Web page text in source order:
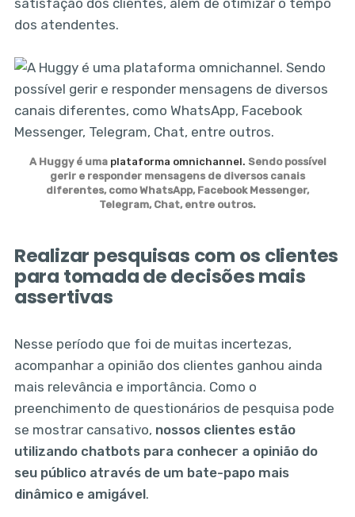
dos atendentes.
A Huggy é uma plataforma omnichannel. Sendo possível
gerir e responder mensagens de diversos canais
diferentes, como WhatsApp, Facebook Messenger,
Telegram, Chat, entre outros.
Realizar pesquisas com os clientes
para tomada de decisões mais
assertivas
Nesse período que foi de muitas incertezas,
acompanhar a opinião dos clientes ganhou ainda
mais relevância e importância. Como o
preenchimento de questionários de pesquisa pode
se mostrar cansativo, nossos clientes estão
utilizando chatbots para conhecer a opinião do
seu público através de um bate-papo mais
dinâmico e amigável.